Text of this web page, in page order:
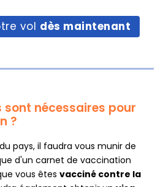
vol dès maintenant
sont nécessaires pour
?
pays, il faudra vous munir de
d'un carnet de vaccination
vous êtes vacciné contre la